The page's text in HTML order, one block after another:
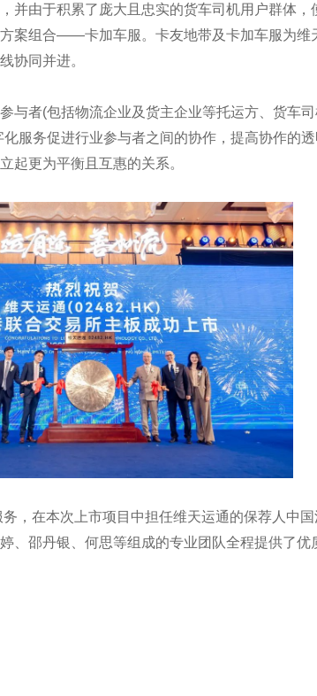
由于积累了庞大且忠实的货车司机用户群体，
案组合——卡加车服。卡友地带及卡加车服为维
协同并进。
与者(包括物流企业及货主企业等托运方、货车司
服务促进行业参与者之间的协作，提高协作的透
起更为平衡且互惠的关系。
，在本次上市项目中担任维天运通的保荐人中
、邵丹银、何思等组成的专业团队全程提供了优